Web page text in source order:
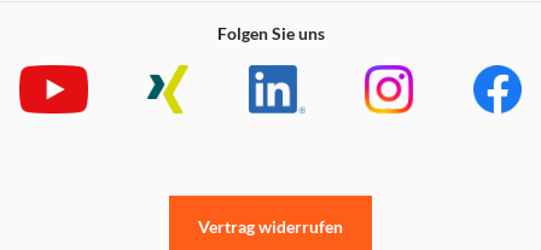
Folgen Sie uns
Vertrag widerrufen